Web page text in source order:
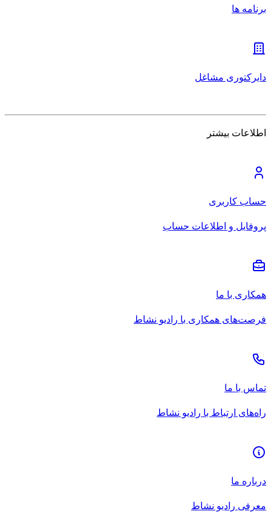
برنامه ها
دایرکتوری مشاغل
اطلاعات بیشتر
حساب کاربری
پروفایل و اطلاعات حساب
همکاری با ما
فرصت‌های همکاری با رادیو نشاط
تماس با ما
راه‌های ارتباط با رادیو نشاط
درباره ما
معرفی رادیو نشاط